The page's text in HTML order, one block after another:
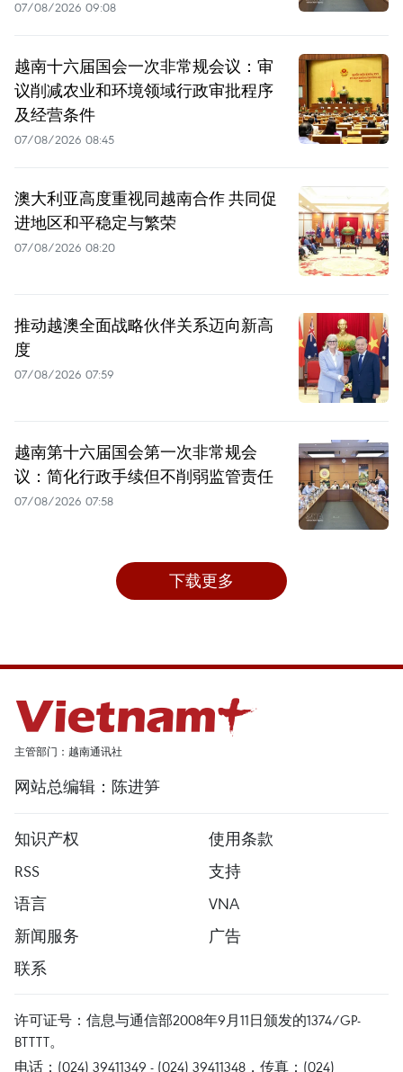
07/08/2026 09:08
越南十六届国会一次非常规会议：审
议削减农业和环境领域行政审批程序
及经营条件
07/08/2026 08:45
澳大利亚高度重视同越南合作 共同促
进地区和平稳定与繁荣
07/08/2026 08:20
推动越澳全面战略伙伴关系迈向新高
度
07/08/2026 07:59
越南第十六届国会第一次非常规会
议：简化行政手续但不削弱监管责任
07/08/2026 07:58
下载更多
主管部门：越南通讯社
网站总编辑：陈进笋
知识产权
使用条款
RSS
支持
语言
VNA
新闻服务
广告
联系
许可证号：信息与通信部2008年9月11日颁发的1374/GP-
BTTTT。
电话：(024) 39411349 - (024) 39411348，传真：(024)